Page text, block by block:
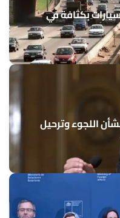
بكثافة في
اللجوء وترحيل